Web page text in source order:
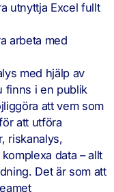
utnyttja Excel fullt
arbeta med
med hjälp av
finns i en publik
att vem som
att utföra
riskanalys,
data – allt
Det är som att